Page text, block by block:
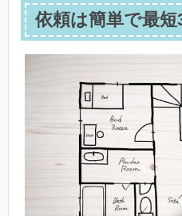
依頼は簡単で最